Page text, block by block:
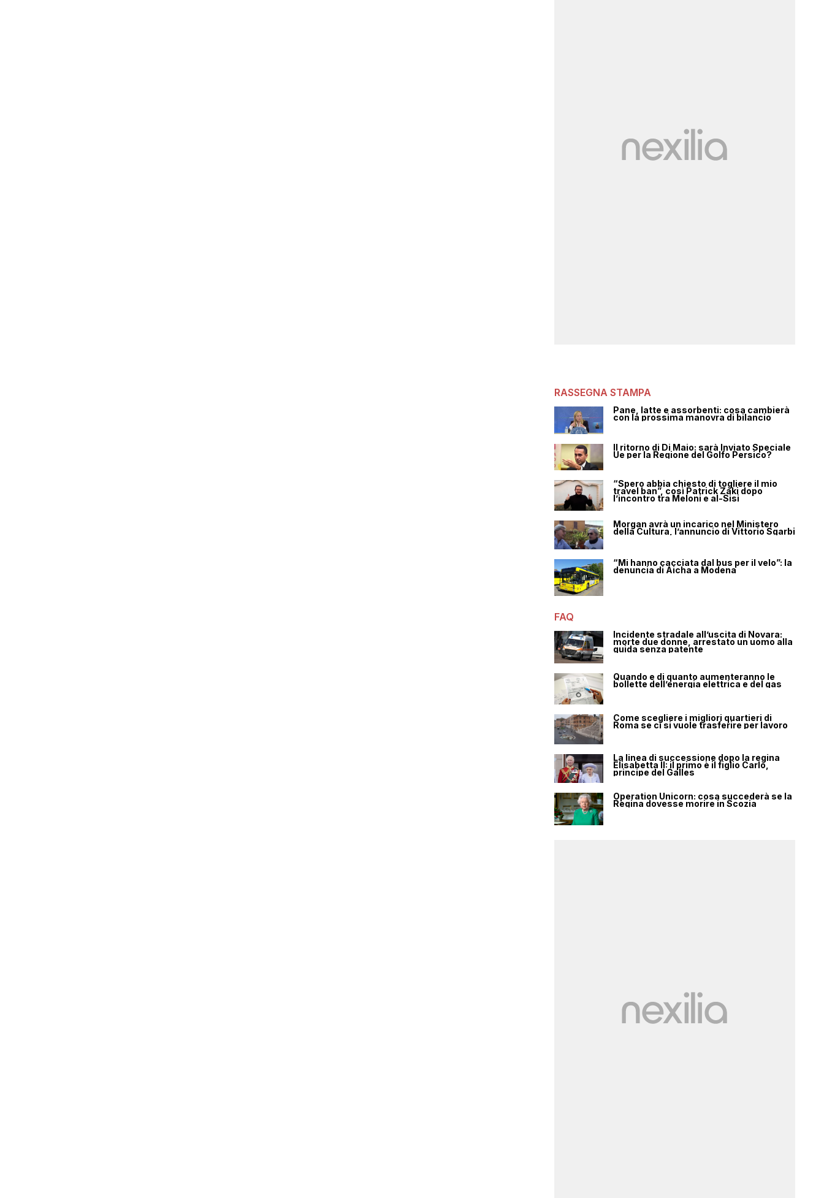
RASSEGNA STAMPA
Pane, latte e assorbenti: cosa cambierà
con la prossima manovra di bilancio
Il ritorno di Di Maio: sarà Inviato Speciale
Ue per la Regione del Golfo Persico?
“Spero abbia chiesto di togliere il mio
travel ban”, così Patrick Zaki dopo
l’incontro tra Meloni e al-Sisi
Morgan avrà un incarico nel Ministero
della Cultura, l’annuncio di Vittorio Sgarbi
“Mi hanno cacciata dal bus per il velo”: la
denuncia di Aicha a Modena
FAQ
Incidente stradale all’uscita di Novara:
morte due donne, arrestato un uomo alla
guida senza patente
Quando e di quanto aumenteranno le
bollette dell’energia elettrica e del gas
Come scegliere i migliori quartieri di
Roma se ci si vuole trasferire per lavoro
La linea di successione dopo la regina
Elisabetta II: il primo è il figlio Carlo,
principe del Galles
Operation Unicorn: cosa succederà se la
Regina dovesse morire in Scozia